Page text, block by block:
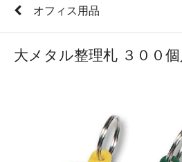
オフィス用品
大メタル整理札 ３００